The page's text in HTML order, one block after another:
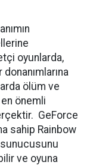
oyunlarda,
ölüm ve
önemli
GeForce
sahip Rainbow
ve oyuna